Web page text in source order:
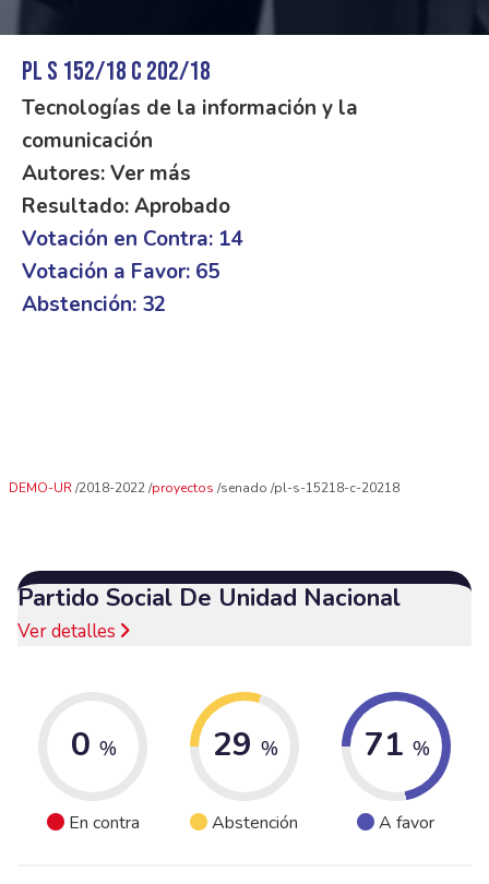
PL S 152/18 C 202/18
Tecnologías de la información y la
comunicación
Autores: Ver más
Resultado: Aprobado
Votación en Contra: 14
Votación a Favor: 65
Abstención: 32
DEMO-UR 2018-2022 proyectos senado pl-s-15218-c-20218
Partido Social De Unidad Nacional
Ver detalles
0 %
En contra
29 %
Abstención
71 %
A favor